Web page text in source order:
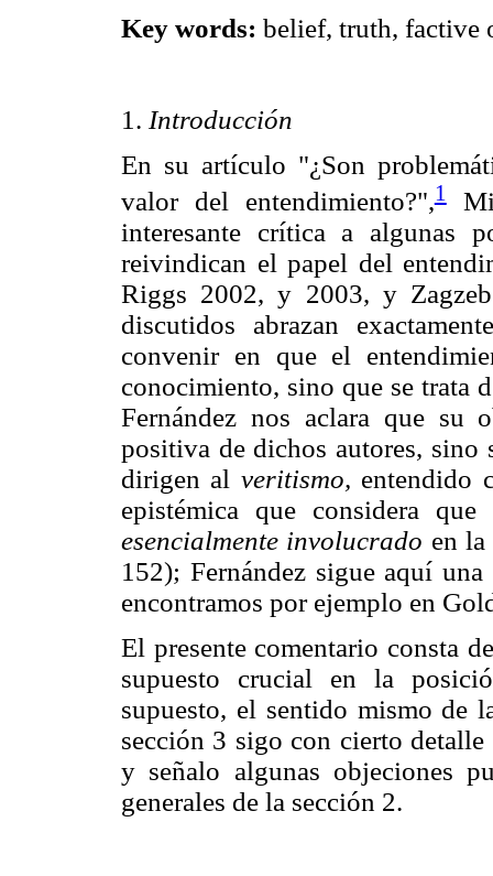
Key words: belief, truth, factive
1. Introducción
En su artículo "¿Son
valor del entendimiento?",1
interesante crítica a algunas
reivindican el papel del
Riggs 2002, y 2003, y
discutidos abrazan
convenir en que el
conocimiento, sino que se trata
Fernández nos aclara que su
positiva de dichos autores, sino
dirigen al veritismo, entendido
epistémica que considera
esencialmente involucrado en
152); Fernández sigue aquí
encontramos por ejemplo en
El presente comentario consta
supuesto crucial en la
supuesto, el sentido mismo de
sección 3 sigo con cierto
y señalo algunas objeciones
generales de la sección 2.